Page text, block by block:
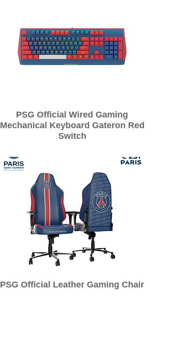
クイックビュー
PSG Official Wired Gaming
Mechanical Keyboard Gateron Red
Switch
クイックビュー
PSG Official Leather Gaming Chair